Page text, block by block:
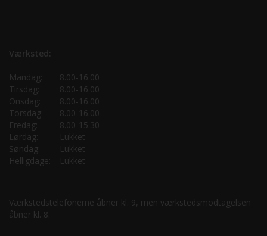
Værksted:
Mandag:
8.00-16.00
Tirsdag:
8.00-16.00
Onsdag:
8.00-16.00
Torsdag:
8.00-16.00
Fredag:
8.00-15.30
Lørdag:
Lukket
Søndag:
Lukket
Helligdage:
Lukket
Værkstedstelefonerne åbner kl. 9, men værkstedsmodtagelsen
åbner kl. 8.